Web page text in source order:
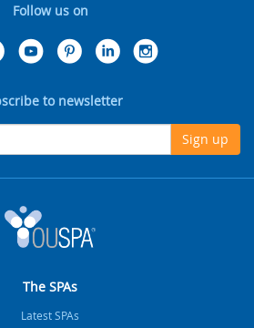
Follow us on
to newsletter
Sign up
The SPAs
Latest SPAs